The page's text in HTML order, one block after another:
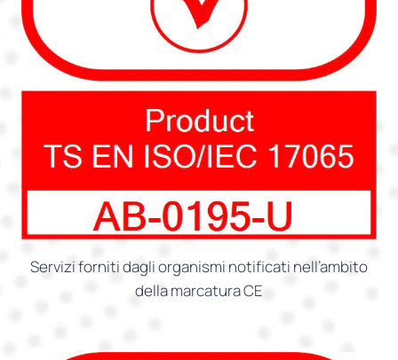
Servizi forniti dagli organismi notificati nell’ambito
della marcatura CE